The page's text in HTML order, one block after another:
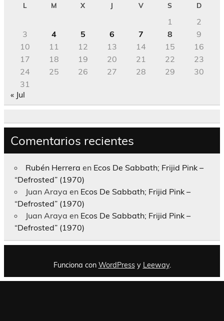
L M X J V S D
1
2
3
4 5 6 7 8
9
10
11 12 13 14 15
16
17
18 19 20 21 22
23
24
25 26 27 28 29
30
31
« Jul
Comentarios recientes
Rubén Herrera en Ecos De Sabbath; Frijid Pink –
“Defrosted” (1970)
Juan Araya en Ecos De Sabbath; Frijid Pink –
“Defrosted” (1970)
Juan Araya en Ecos De Sabbath; Frijid Pink –
“Defrosted” (1970)
Funciona con WordPressy Leeway.